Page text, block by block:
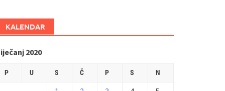
KALENDAR
2020
P U S Č P S N